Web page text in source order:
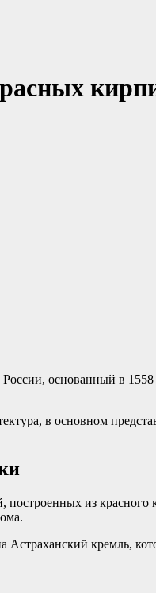
основанный в
в основном
построенных из
кремль,